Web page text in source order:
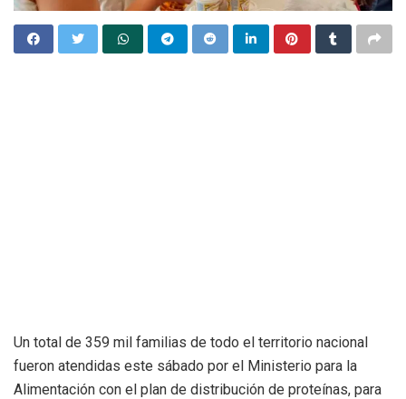
Un total de 359 mil familias de todo el territorio nacional
fueron atendidas este sábado por el Ministerio para la
Alimentación con el plan de distribución de proteínas, para